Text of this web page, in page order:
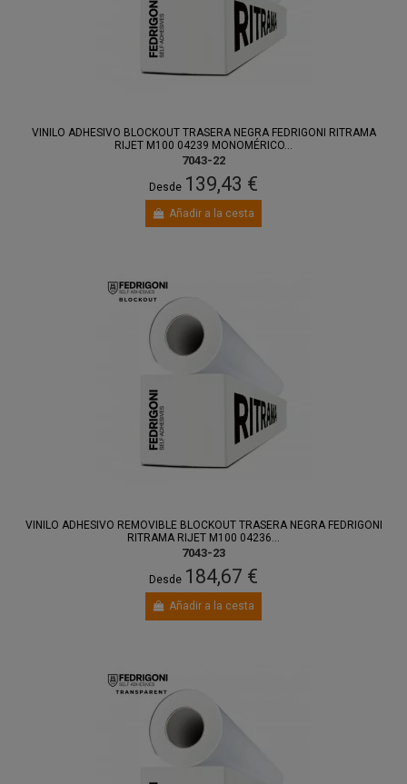
VINILO ADHESIVO BLOCKOUT TRASERA NEGRA FEDRIGONI RITRAMA
RIJET M100 04239 MONOMÉRICO...
7043-22
Desde 139,43 €
Añadir a la cesta
VINILO ADHESIVO REMOVIBLE BLOCKOUT TRASERA NEGRA FEDRIGONI
RITRAMA RIJET M100 04236...
7043-23
Desde 184,67 €
Añadir a la cesta